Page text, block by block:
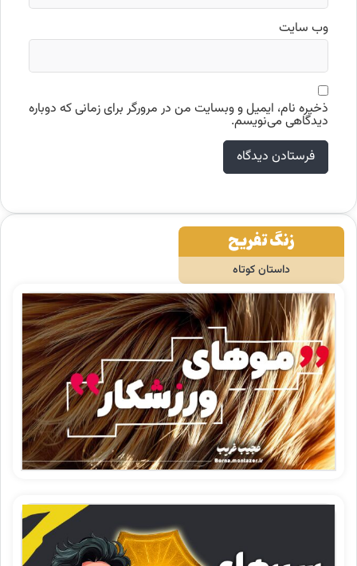
وب‌ سایت
ذخیره نام، ایمیل و وبسایت من در مرورگر برای زمانی که دوباره
دیدگاهی می‌نویسم.
زنگ تفریح
داستان کوتاه